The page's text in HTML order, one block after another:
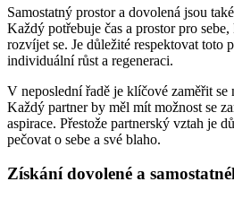
Samostatný prostor a dovolená jsou
Každý potřebuje čas a prostor pro
rozvíjet se. Je důležité respektovat toto
individuální růst a regeneraci.
V neposlední řadě je klíčové zaměřit
Každý partner by měl mít možnost se
aspirace. Přestože partnerský vztah je
pečovat o sebe a své blaho.
Získání dovolené a